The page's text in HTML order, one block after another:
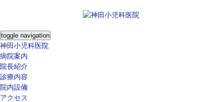
toggle navigation
神田小児科医院
病院案内
院長紹介
診療内容
院内設備
アクセス